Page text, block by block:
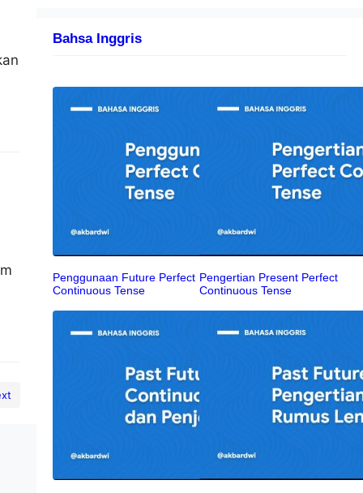
Bahsa Inggris
Penggunaan Future Perfect
Continuous Tense
Pengertian Present Perfect
Continuous Tense